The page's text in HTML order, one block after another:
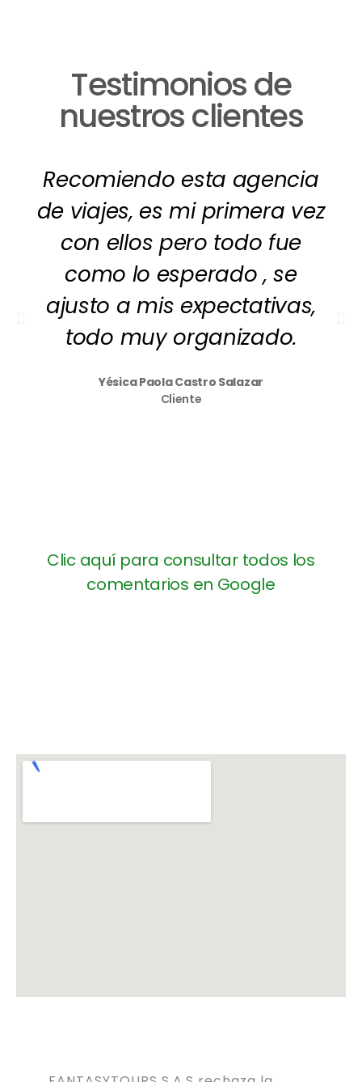
Testimonios de
nuestros clientes
Recomiendo esta agencia
de viajes, es mi primera vez
con ellos pero todo fue
como lo esperado , se
ajusto a mis expectativas,
todo muy organizado.
Yésica Paola Castro Salazar
Cliente
Clic aquí para consultar todos los
comentarios en Google